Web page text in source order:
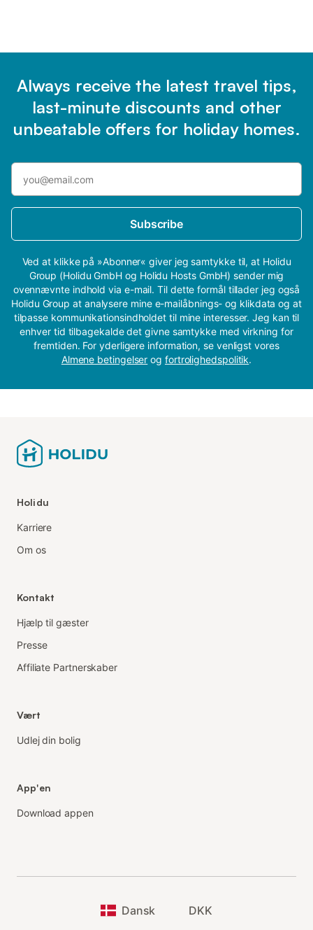
Always receive the latest travel tips,
last-minute discounts and other
unbeatable offers for holiday homes.
Subscribe
Ved at klikke på »Abonner« giver jeg samtykke til, at Holidu
Group (Holidu GmbH og Holidu Hosts GmbH) sender mig
ovennævnte indhold via e-mail. Til dette formål tillader jeg også
Holidu Group at analysere mine e-mailåbnings- og klikdata og at
tilpasse kommunikationsindholdet til mine interesser. Jeg kan til
enhver tid tilbagekalde det givne samtykke med virkning for
fremtiden. For yderligere information, se venligst vores
Almene betingelser og fortrolighedspolitik.
Holidu
Karriere
Om os
Kontakt
Hjælp til gæster
Presse
Affiliate Partnerskaber
Vært
Udlej din bolig
App'en
Download appen
Dansk DKK